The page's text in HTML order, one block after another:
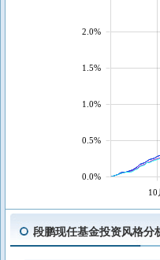
10
0.0%
0.5%
1.0%
1.5%
2.0%
段鹏现任基金投资风格分